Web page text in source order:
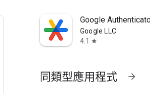
Google
Google LLC
4.1
star
同類型應用程式 arrow_forward